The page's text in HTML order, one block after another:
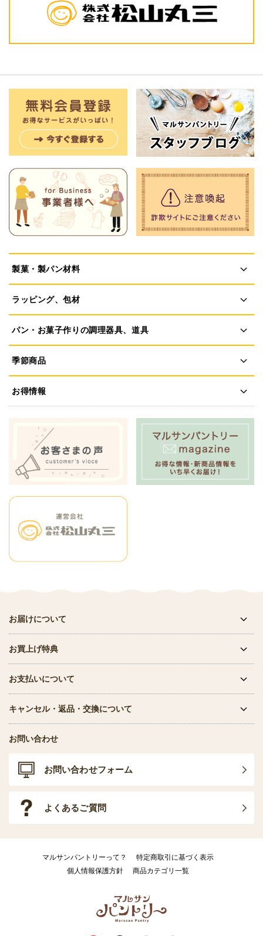
製菓・製パン材料
ラッピング、包材
パン・お菓子作りの調理器具、道具
季節商品
お得情報
お届けについて
お買上げ特典
お支払いについて
キャンセル・返品・交換について
お問い合わせ
お問い合わせフォーム
よくあるご質問
マルサンパントリーって？
特定商取引に基づく表示
個人情報保護方針
商品カテゴリ一覧